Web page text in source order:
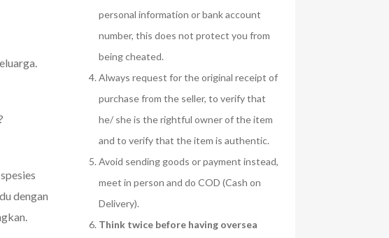
dengan
personal information or bank account
number, this does not protect you from
being cheated.
Always request for the original receipt of
purchase from the seller, to verify that
he/ she is the rightful owner of the item
and to verify that the item is authentic.
Avoid sending goods or payment instead,
meet in person and do COD (Cash on
Delivery).
Think twice before having oversea